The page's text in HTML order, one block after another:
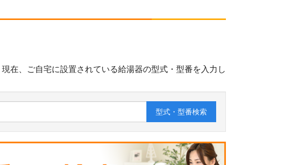
在、ご自宅に設置されている給湯器の型式・型番を入力し
型式・型番検索